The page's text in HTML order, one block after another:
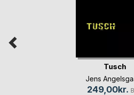
Tusch
Jens
249,00kr.